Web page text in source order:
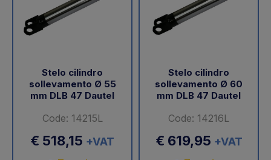
Stelo cilindro
sollevamento Ø 55
mm DLB 47 Dautel
Code: 14215L
€ 518,15 +VAT
Stelo cilindro
sollevamento Ø 60
mm DLB 47 Dautel
Code: 14216L
€ 619,95 +VAT